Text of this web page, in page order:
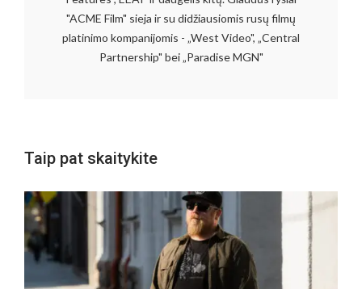
"ACME Film" sieja ir su didžiausiomis rusų filmų
platinimo kompanijomis - „West Video", „Central
Partnership" bei „Paradise MGN"
Taip pat skaitykite